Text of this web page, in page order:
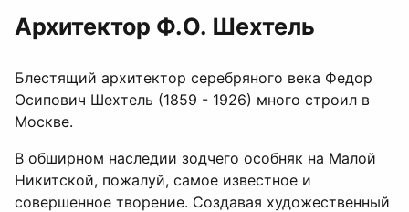
Архитектор Ф.О. Шехтель
Блестящий архитектор серебряного века Федор
Осипович Шехтель (1859 - 1926) много строил в
Москве.
В обширном наследии зодчего особняк на Малой
Никитской, пожалуй, самое известное и
совершенное творение. Создавая художественный